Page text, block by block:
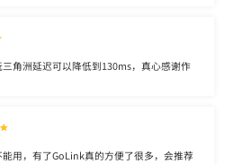
角洲延迟可以降低到130ms，真心感谢作
用，有了GoLink真的方便了很多，会推荐